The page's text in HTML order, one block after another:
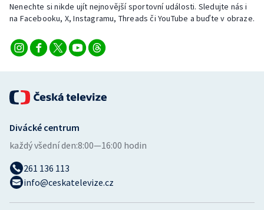
Vodní slalom
Volejbal
Nenechte si nikde ujít nejnovější sportovní události. Sledujte nás i
na Facebooku, X, Instagramu, Threads či YouTube a buďte v obraze.
Divácké centrum
každý všední den:8:00—16:00 hodin
261 136 113
info@ceskatelevize.cz